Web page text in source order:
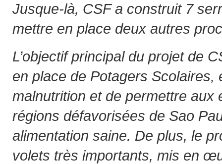
Jusque-là, CSF a construit 7
mettre en place deux autres
L’objectif principal du projet de
en place de Potagers Scolaires,
malnutrition et de permettre aux
régions défavorisées de Sao
alimentation saine. De plus, le
volets très importants, mis en